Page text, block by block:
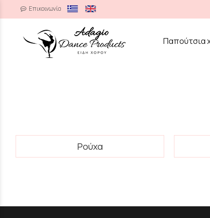
Επικοινωνία
Παπούτσια
Ρούχα